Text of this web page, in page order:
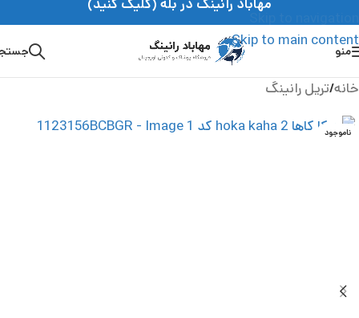
Skip to main content
مهاباد رانینگ در بله (کلیک کنید)
منو
خانه/تریل رانینگ
ناموجود